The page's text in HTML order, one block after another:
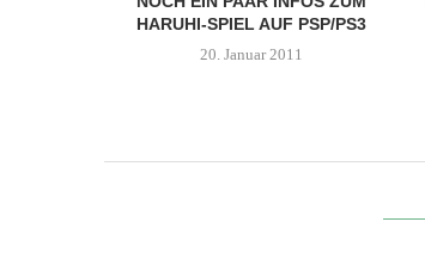
HARUHI-SPIEL AUF PSP/PS3
20. Januar 2011